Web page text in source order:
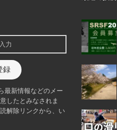
録
最新情報などのメー
したとみなされま
解除リンクから、い